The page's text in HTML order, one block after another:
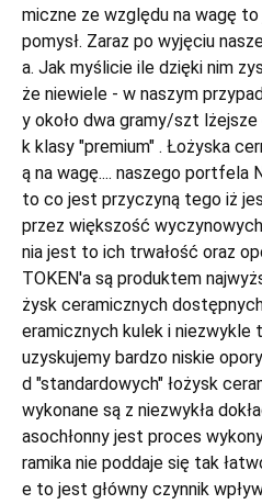
miczne ze względu na wagę
pomysł. Zaraz po wyjęciu
a. Jak myślicie ile dzięki nim
że niewiele - w naszym
y około dwa gramy/szt
k klasy "premium" . Łożyska
ą na wagę.... naszego portfela
to co jest przyczyną tego iż
przez większość
nia jest to ich trwałość oraz
TOKEN'a są produktem
żysk ceramicznych
eramicznych kulek i niezwykle
uzyskujemy bardzo niskie
d "standardowych" łożysk
wykonane są z niezwykła
asochłonny jest proces
ramika nie poddaje się tak
e to jest główny czynnik